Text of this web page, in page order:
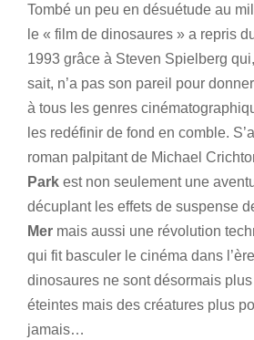
Tombé un peu en désuétude au
le « film de dinosaures » a repris
1993 grâce à Steven Spielberg
sait, n’a pas son pareil pour
à tous les genres
les redéfinir de fond en comble.
roman palpitant de Michael
Park est non seulement une
décuplant les effets de suspense
Mer mais aussi une révolution
qui fit basculer le cinéma dans
dinosaures ne sont désormais
éteintes mais des créatures plus
jamais…